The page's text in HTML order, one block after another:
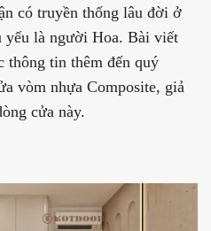
có truyền thống lâu đời ở
yếu là người Hoa. Bài viết
tin thêm đến quý
vòm nhựa Composite, giả
cửa này.